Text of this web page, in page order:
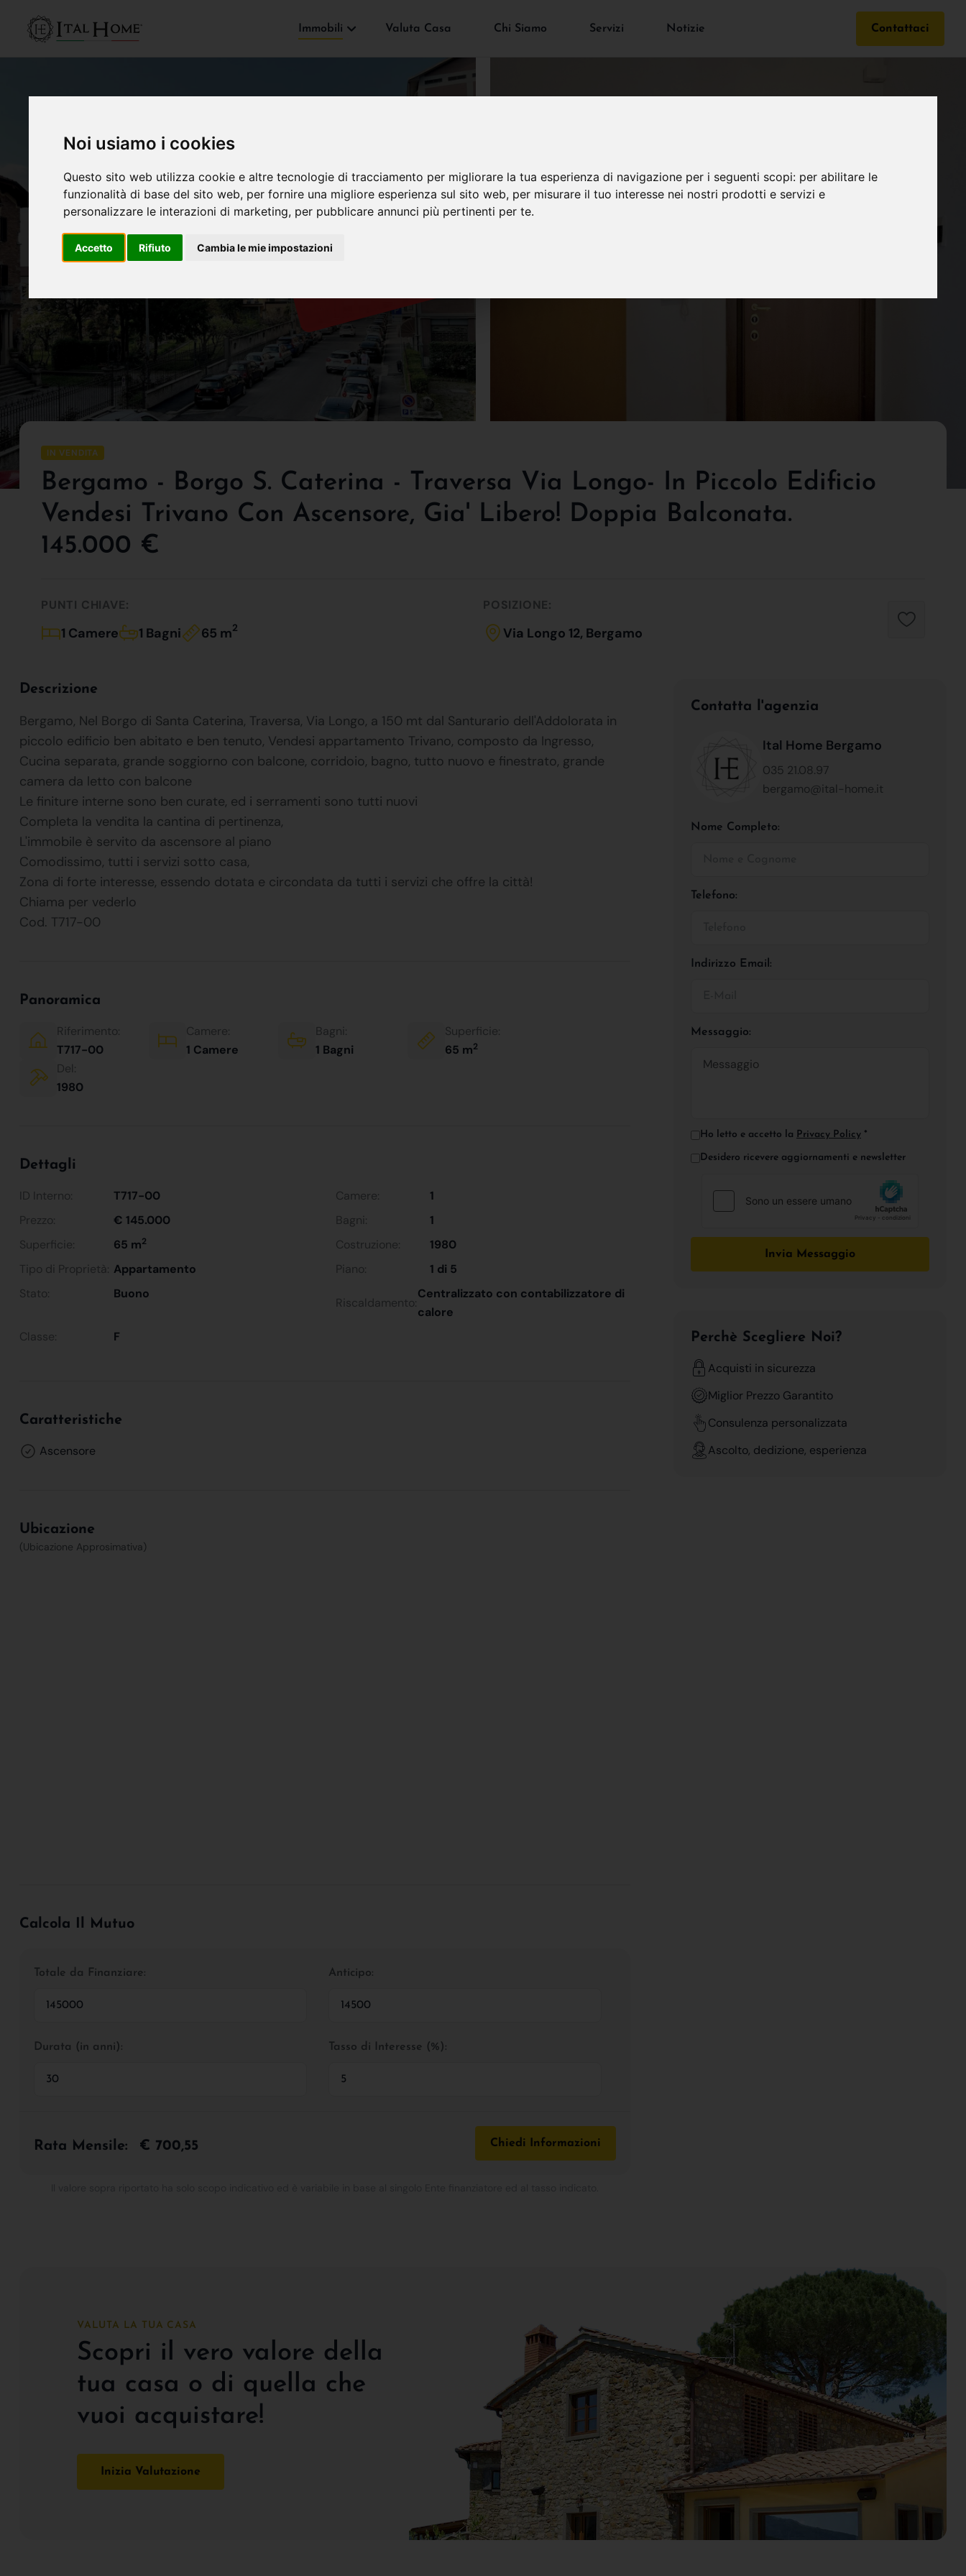
Noi usiamo i cookies
Questo sito web utilizza cookie e altre tecnologie di tracciamento per migliorare la tua esperienza di navigazione per i seguenti scopi: per abilitare le
funzionalità di base del sito web, per fornire una migliore esperienza sul sito web, per misurare il tuo interesse nei nostri prodotti e servizi e
personalizzare le interazioni di marketing, per pubblicare annunci più pertinenti per te.
Accetto Rifiuto Cambia le mie impostazioni
Immobili Valuta Casa Chi Siamo Servizi Notizie Contattaci
VENDUTO
IN VENDITA
Bergamo - Borgo S. Caterina - Traversa Via Longo- In Piccolo Edificio
Vendesi Trivano Con Ascensore, Gia' Libero! Doppia Balconata.
145.000 €
PUNTI CHIAVE:
1 Camere 1 Bagni 65 m2
POSIZIONE:
Via Longo 12, Bergamo
Descrizione
Bergamo, Nel Borgo di Santa Caterina, Traversa, Via Longo, a 150 mt dal Santurario dell'Addolorata in
piccolo edificio ben abitato e ben tenuto, Vendesi appartamento Trivano, composto da Ingresso,
Cucina separata, grande soggiorno con balcone, corridoio, bagno, tutto nuovo e finestrato, grande
camera da letto con balcone
Le finiture interne sono ben curate, ed i serramenti sono tutti nuovi
Completa la vendita la cantina di pertinenza,
L'immobile è servito da ascensore al piano
Comodissimo, tutti i servizi sotto casa,
Zona di forte interesse, essendo dotata e circondata da tutti i servizi che offre la città!
Chiama per vederlo
Cod. T717-00
Panoramica
Riferimento:
T717-00
Camere:
1 Camere
Bagni:
1 Bagni
Superficie:
65 m2
Del:
1980
Dettagli
ID Interno: T717-00 Camere:
1
Prezzo:
€ 145.000 Bagni:
1
Superficie:
65 m2 Costruzione:
1980
Tipo di Proprietà: Appartamento Piano:
1 di 5
Stato:
Buono
Riscaldamento:
Centralizzato con contabilizzatore di
calore
Classe:
F
Caratteristiche
Ascensore
Ubicazione
(Ubicazione Approsimativa)
Calcola Il Mutuo
Totale da Finanziare: Anticipo:
Durata (in anni): Tasso di Interesse (%):
Rata Mensile: € 700,55 Chiedi Informazioni
Contatta l'agenzia
Ital Home Bergamo
035 21.08.97
bergamo@ital-home.it
Nome Completo:
Telefono:
Indirizzo Email:
Messaggio:
Ho letto e accetto la Privacy Policy *
Desidero ricevere aggiornamenti e newsletter
Invia Messaggio
Perchè Scegliere Noi?
Acquisti in sicurezza
Miglior Prezzo Garantito
Consulenza personalizzata
Ascolto, dedizione, esperienza
VALUTA LA TUA CASA
Scopri il vero valore della
tua casa o di quella che
vuoi acquistare!
Inizia Valutazione